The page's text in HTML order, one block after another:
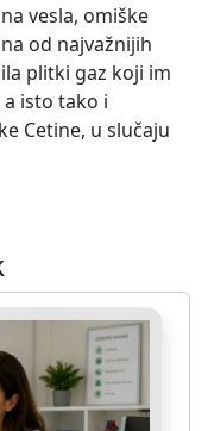
vesla, omiške
od najvažnijih
plitki gaz koji im
isto tako i
Cetine, u slučaju